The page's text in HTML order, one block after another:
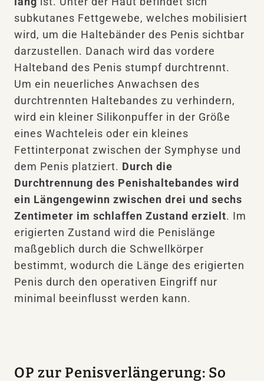
subkutanes Fettgewebe, welches mobilisiert
wird, um die Haltebänder des Penis sichtbar
darzustellen. Danach wird das vordere
Halteband des Penis stumpf durchtrennt.
Um ein neuerliches Anwachsen des
durchtrennten Haltebandes zu verhindern,
wird ein kleiner Silikonpuffer in der Größe
eines Wachteleis oder ein kleines
Fettinterponat zwischen der Symphyse und
dem Penis platziert. Durch die
Durchtrennung des Penishaltebandes wird
ein Längengewinn zwischen drei und sechs
Zentimeter im schlaffen Zustand erzielt. Im
erigierten Zustand wird die Penislänge
maßgeblich durch die Schwellkörper
bestimmt, wodurch die Länge des erigierten
Penis durch den operativen Eingriff nur
minimal beeinflusst werden kann.
OP zur Penisverlängerung: So